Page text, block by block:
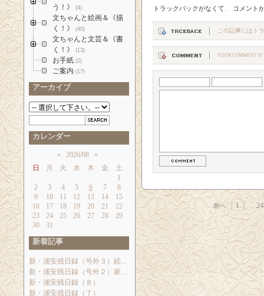
トラックバックがなくて コメント
この記事にはト
YOUR COMMENT IS
前へ 1 ...
う！》
(4)
文ちゃんと絵画＆《描
く！》
(40)
文ちゃんと文芸＆《書
く！》
(13)
お手紙 (2)
ご案内 (17)
アーカイブ
カレンダー
« 2026/08
»
日
月 火 水 木 金
土
1
2
3 4 5 6 7
8
9
10 11 12 13 14
15
16
17 18 19 20 21
22
23
24 25 26 27 28
29
30
31
新着記事
新・浦安残日録（号外３）続...
新・浦安残日録（号外２）家...
新・浦安残日録（８）
新・浦安残日録（７）